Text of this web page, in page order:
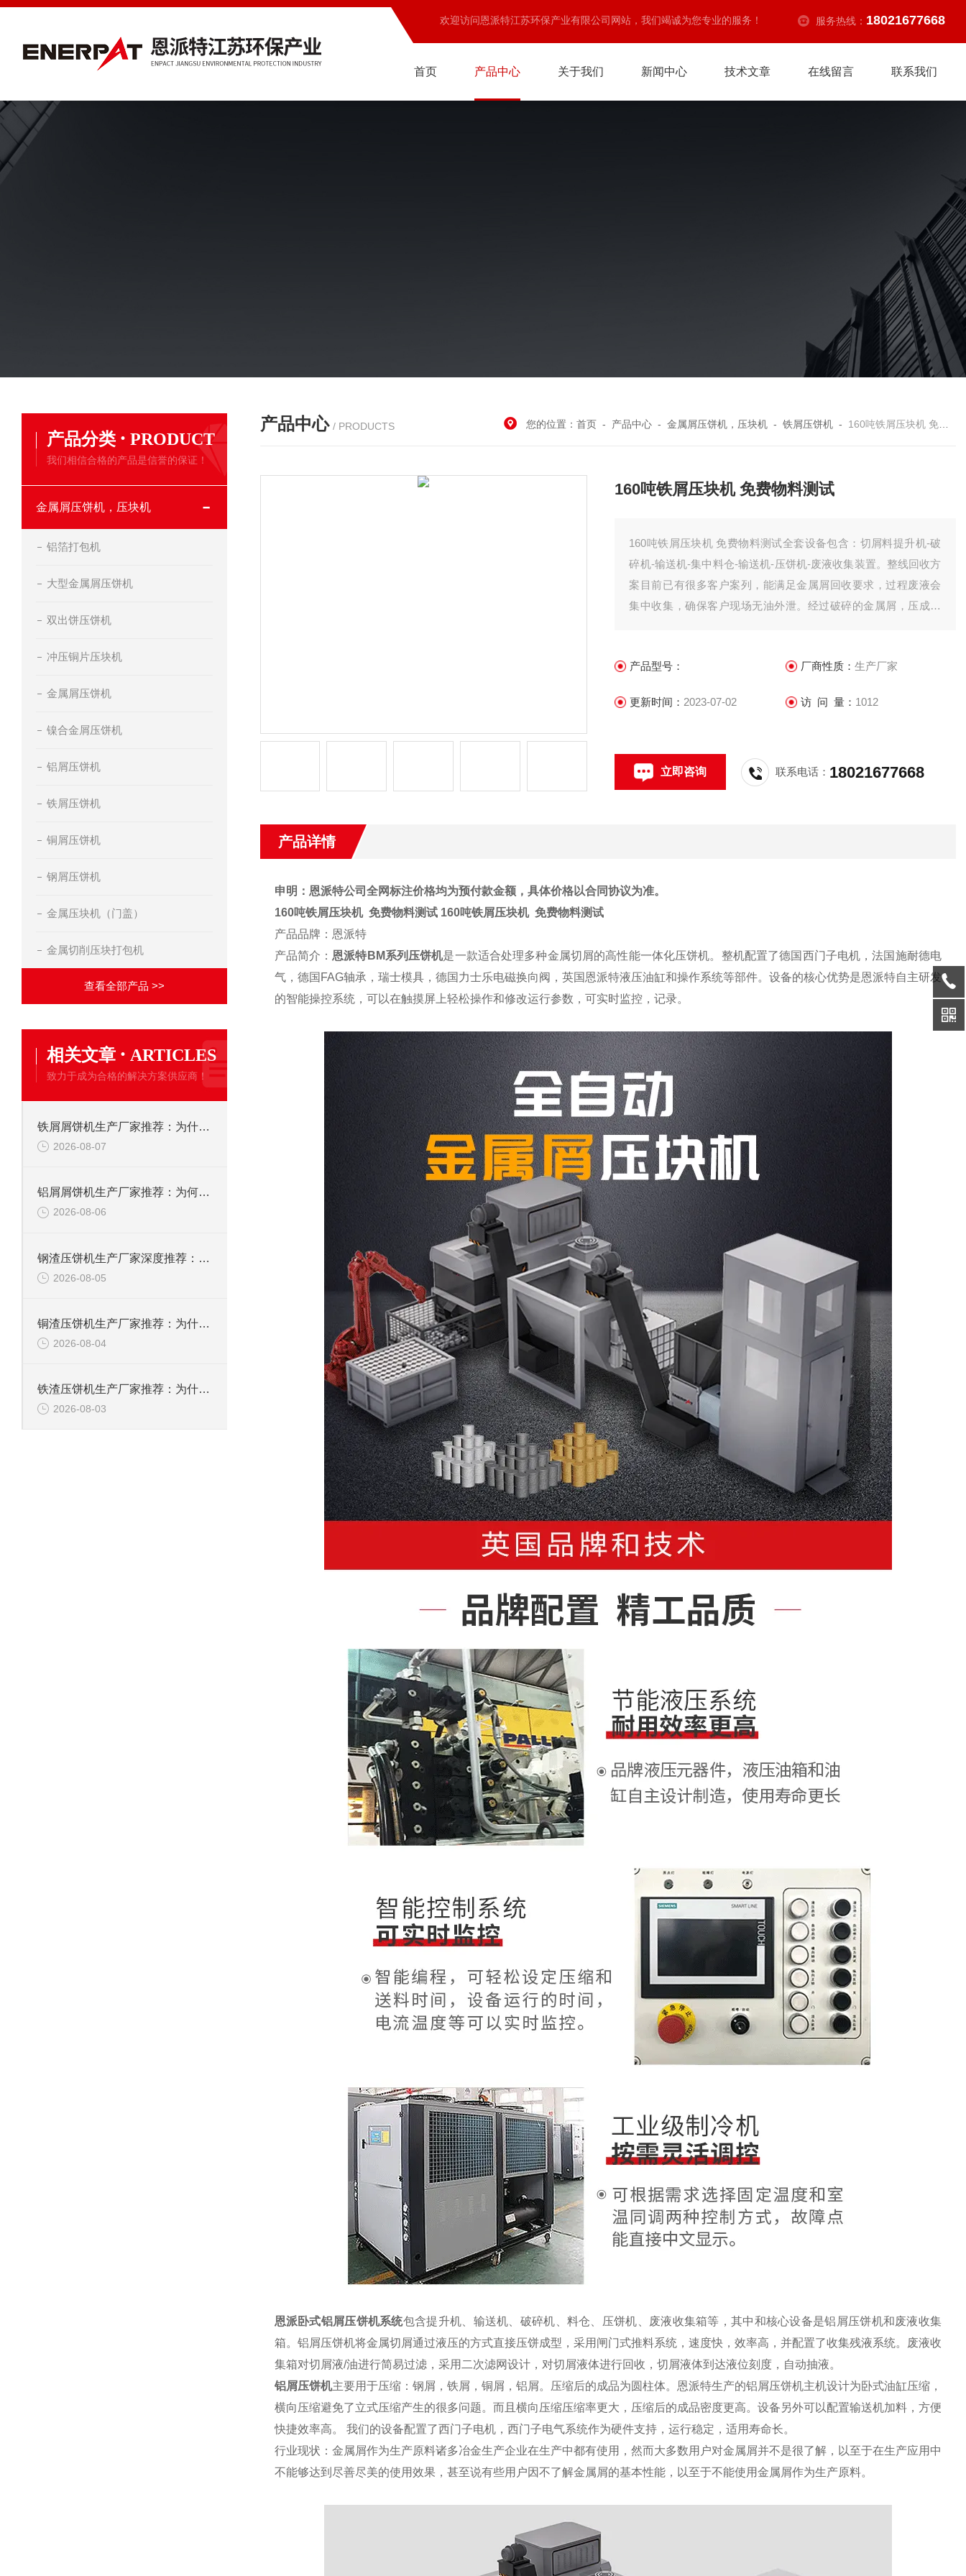
欢迎访问恩派特江苏环保产业有限公司网站，我们竭诚为您专业的服务！ 服务热线： 18021677668
首页 产品中心 关于我们 新闻中心 技术文章 在线留言 联系我们
产品分类 · PRODUCT
我们相信合格的产品是信誉的保证！
金属屑压饼机，压块机
铝箔打包机
大型金属屑压饼机
双出饼压饼机
冲压铜片压块机
金属屑压饼机
镍合金屑压饼机
铝屑压饼机
铁屑压饼机
铜屑压饼机
钢屑压饼机
金属压块机（门盖）
金属切削压块打包机
查看全部产品 >>
相关文章 · ARTICLES
致力于成为合格的解决方案供应商！
铁屑屑饼机生产厂家推荐：为什么恩派特是您的优选伙伴
2026-08-07
铝屑屑饼机生产厂家推荐：为何恩派特成为金属回收行业的“隐形优选”？
2026-08-06
钢渣压饼机生产厂家深度推荐：为何恩派特成为高净值产线的优选
2026-08-05
铜渣压饼机生产厂家推荐：为什么恩派特成为众多企业的信赖？
2026-08-04
铁渣压饼机生产厂家推荐：为什么恩派特成为众多企业的优选？
2026-08-03
产品中心 / PRODUCTS 您的位置：首页 - 产品中心 -金属屑压饼机，压块机 -铁屑压饼机 - 160吨铁屑压块机 免费物料测试
160吨铁屑压块机 免费物料测试
160吨铁屑压块机 免费物料测试全套设备包含：切屑料提升机-破
碎机-输送机-集中料仓-输送机-压饼机-废液收集装置。整线回收方
案目前已有很多客户案列，能满足金属屑回收要求，过程废液会
集中收集，确保客户现场无油外泄。经过破碎的金属屑，压成饼
产品型号： 厂商性质： 生产厂家
更新时间： 2023-07-02 访 问 量： 1012
立即咨询 联系电话： 18021677668
产品详情
申明：恩派特公司全网标注价格均为预付款金额，具体价格以合同协议为准。
160吨铁屑压块机 免费物料测试 160吨铁屑压块机 免费物料测试
产品品牌：恩派特
产品简介： 恩派特BM系列压饼机是一款适合处理多种金属切屑的高性能一体化压饼机。整机配置了德国西门子电机，法国施耐德电
气，德国FAG轴承，瑞士模具，德国力士乐电磁换向阀，英国恩派特液压油缸和操作系统等部件。设备的核心优势是恩派特自主研发
的智能操控系统，可以在触摸屏上轻松操作和修改运行参数，可实时监控，记录。
恩派卧式铝屑压饼机系统包含提升机、输送机、破碎机、料仓、压饼机、废液收集箱等，其中和核心设备是铝屑压饼机和废液收集
箱。铝屑压饼机将金属切屑通过液压的方式直接压饼成型，采用闸门式推料系统，速度快，效率高，并配置了收集残液系统。废液收
集箱对切屑液/油进行简易过滤，采用二次滤网设计，对切屑液体进行回收，切屑液体到达液位刻度，自动抽液。
铝屑压饼机主要用于压缩：钢屑，铁屑，铜屑，铝屑。压缩后的成品为圆柱体。恩派特生产的铝屑压饼机主机设计为卧式油缸压缩，
横向压缩避免了立式压缩产生的很多问题。而且横向压缩压缩率更大，压缩后的成品密度更高。设备另外可以配置输送机加料，方便
快捷效率高。 我们的设备配置了西门子电机，西门子电气系统作为硬件支持，运行稳定，适用寿命长。
行业现状：金属屑作为生产原料诸多冶金生产企业在生产中都有使用，然而大多数用户对金属屑并不是很了解，以至于在生产应用中
不能够达到尽善尽美的使用效果，甚至说有些用户因不了解金属屑的基本性能，以至于不能使用金属屑作为生产原料。